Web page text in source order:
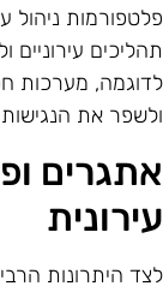
ניהול
עירוניים
מערכות
את הנגישות
היתרונות